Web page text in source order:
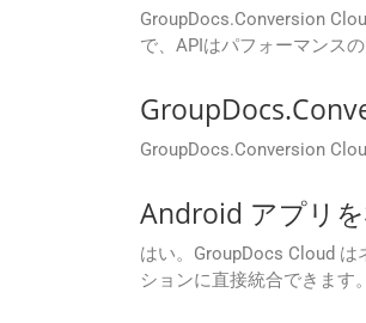
GroupDocs.Conversion
で、APIはパフォーマンス
GroupDocs.Conversion
Android アプリ
はい。GroupDocs Cloud
ションに直接統合できます。